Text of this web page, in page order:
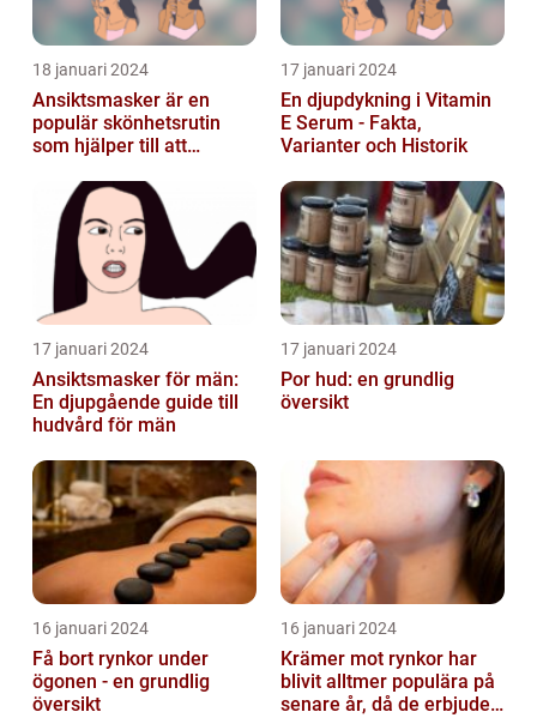
18 januari 2024
Ansiktsmasker är en
populär skönhetsrutin
som hjälper till att
huden
17 januari 2024
En djupdykning i Vitamin
E Serum - Fakta,
Varianter och Historik
17 januari 2024
Ansiktsmasker för män:
En djupgående guide till
hudvård för män
17 januari 2024
Por hud: en grundlig
översikt
16 januari 2024
Få bort rynkor under
ögonen - en grundlig
översikt
16 januari 2024
Krämer mot rynkor har
blivit alltmer populära på
senare år, då de erbjuder